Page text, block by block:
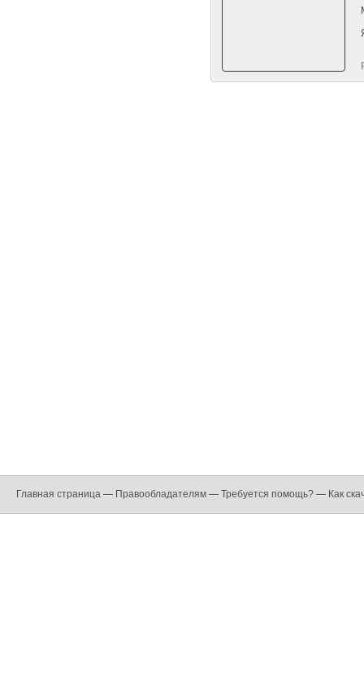
Главная страница — Правообладателям — Требуется помощь? — Как